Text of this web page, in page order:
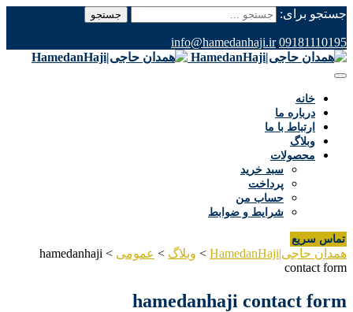
جستجو برای:
09181110195
info@hamedanhaji.ir
خانه
درباره ما
ارتباط با ما
وبلاگ
محصولات
سبد خرید
پرداخت
حساب من
شرایط و ضوابط
تماس سریع
همدان حاجی|HamedanHaji > وبلاگ > عمومی >
hamedanhaji
contact form
hamedanhaji contact form